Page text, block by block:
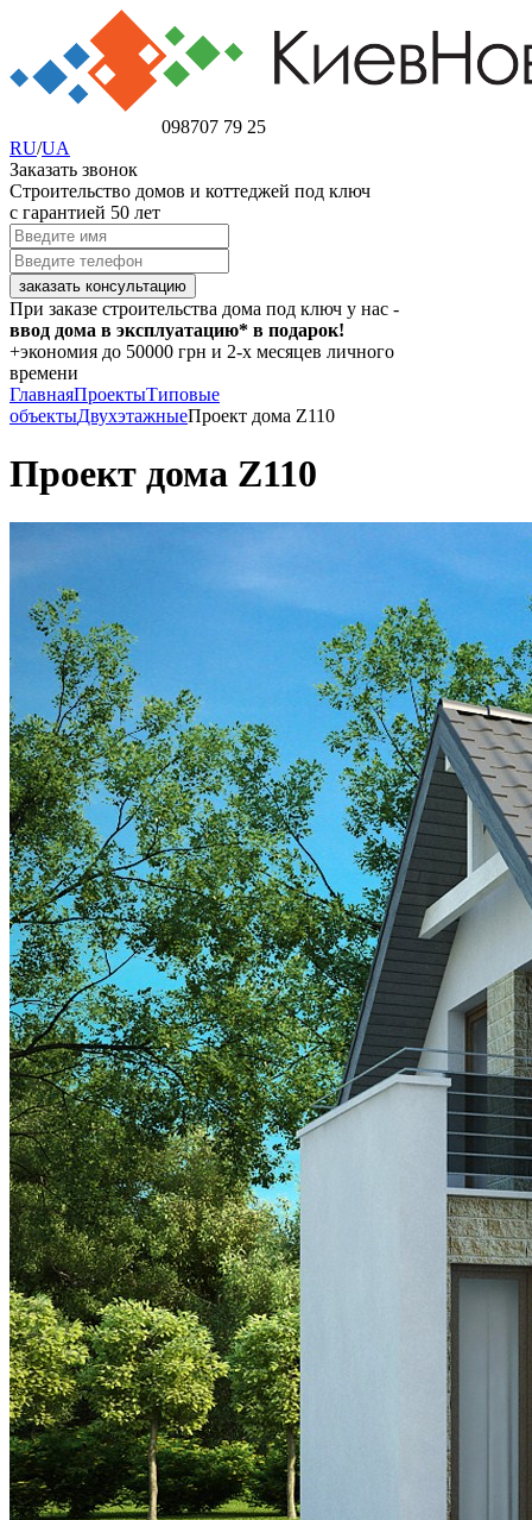
098707 79 25
RU/UA
Заказать звонок
Строительство домов и коттеджей под ключ
с гарантией 50 лет
При заказе строительства дома под ключ у нас -
ввод дома в эксплуатацию* в подарок!
+экономия до 50000 грн и 2-х месяцев личного
времени
ГлавнаяПроектыТиповые
объектыДвухэтажныеПроект дома Z110
Проект дома Z110